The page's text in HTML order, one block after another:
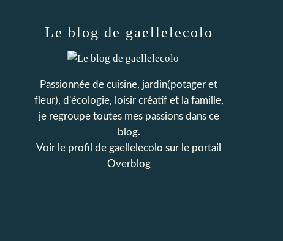
Le blog de gaellelecolo
Passionnée de cuisine, jardin(potager et
fleur), d'écologie, loisir créatif et la famille,
je regroupe toutes mes passions dans ce
blog.
Voir le profil de gaellelecolo sur le portail
Overblog